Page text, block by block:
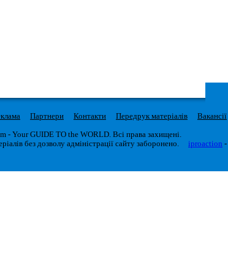
Партнери Контакти Передрук матеріалів Вакансії
- Your GUIDE TO the WORLD. Всі права захищені.
без дозволу адміністрації сайту заборонено.
iproaction -